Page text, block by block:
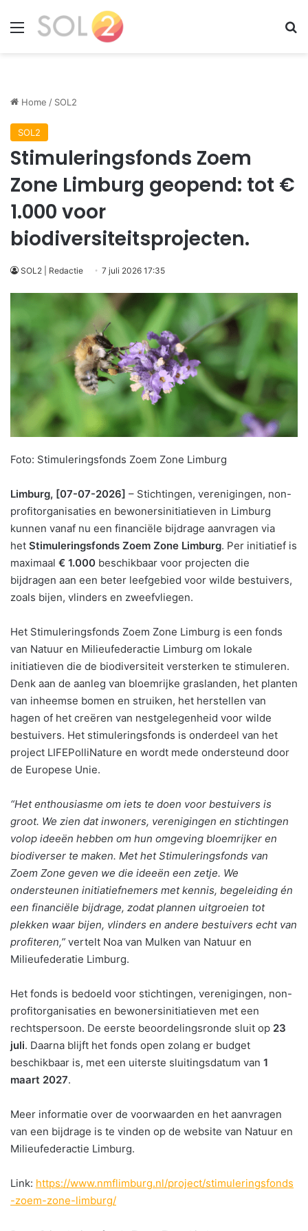
Menu
Home / SOL2
SOL2
Stimuleringsfonds Zoem
Zone Limburg geopend: tot €
1.000 voor
biodiversiteitsprojecten.
SOL2 | Redactie 7 juli 2026 17:35
Foto: Stimuleringsfonds Zoem Zone Limburg
Limburg, [07-07-2026] – Stichtingen, verenigingen, non-
profitorganisaties en bewonersinitiatieven in Limburg
kunnen vanaf nu een financiële bijdrage aanvragen via
het Stimuleringsfonds Zoem Zone Limburg. Per initiatief is
maximaal € 1.000 beschikbaar voor projecten die
bijdragen aan een beter leefgebied voor wilde bestuivers,
zoals bijen, vlinders en zweefvliegen.
Het Stimuleringsfonds Zoem Zone Limburg is een fonds
van Natuur en Milieufederactie Limburg om lokale
initiatieven die de biodiversiteit versterken te stimuleren.
Denk aan de aanleg van bloemrijke graslanden, het planten
van inheemse bomen en struiken, het herstellen van
hagen of het creëren van nestgelegenheid voor wilde
bestuivers. Het stimuleringsfonds is onderdeel van het
project LIFEPolliNature en wordt mede ondersteund door
de Europese Unie.
“Het enthousiasme om iets te doen voor bestuivers is
groot. We zien dat inwoners, verenigingen en stichtingen
volop ideeën hebben om hun omgeving bloemrijker en
biodiverser te maken. Met het Stimuleringsfonds van
Zoem Zone geven we die ideeën een zetje. We
ondersteunen initiatiefnemers met kennis, begeleiding én
een financiële bijdrage, zodat plannen uitgroeien tot
plekken waar bijen, vlinders en andere bestuivers echt van
profiteren,” vertelt Noa van Mulken van Natuur en
Milieufederatie Limburg.
Het fonds is bedoeld voor stichtingen, verenigingen, non-
profitorganisaties en bewonersinitiatieven met een
rechtspersoon. De eerste beoordelingsronde sluit op 23
juli. Daarna blijft het fonds open zolang er budget
beschikbaar is, met een uiterste sluitingsdatum van 1
maart 2027.
Meer informatie over de voorwaarden en het aanvragen
van een bijdrage is te vinden op de website van Natuur en
Milieufederactie Limburg.
Link: https://www.nmflimburg.nl/project/stimuleringsfonds
-zoem-zone-limburg/